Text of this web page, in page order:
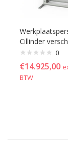
Cillinder
0
€14.925,00
BTW